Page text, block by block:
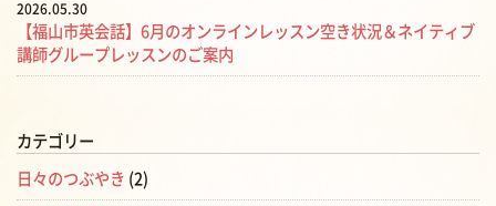
2026.05.30
【福山市英会話】6月のオンラインレッスン空き状況＆ネイティブ
講師グループレッスンのご案内
カテゴリー
日々のつぶやき (2)